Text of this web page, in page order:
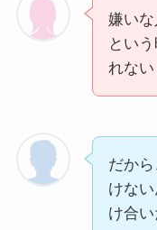
嫌い
とい
れない
だか
けな
け合い